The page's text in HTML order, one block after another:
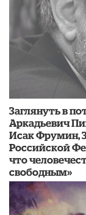
Заглянуть в
Аркадьевич
Исак Фрумин,
Российской
что
свободным»